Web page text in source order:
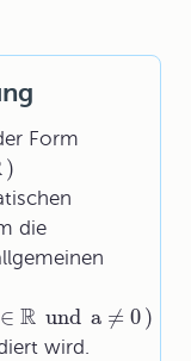
Form
)
die
∈ R und a ≠ 0)
wird.